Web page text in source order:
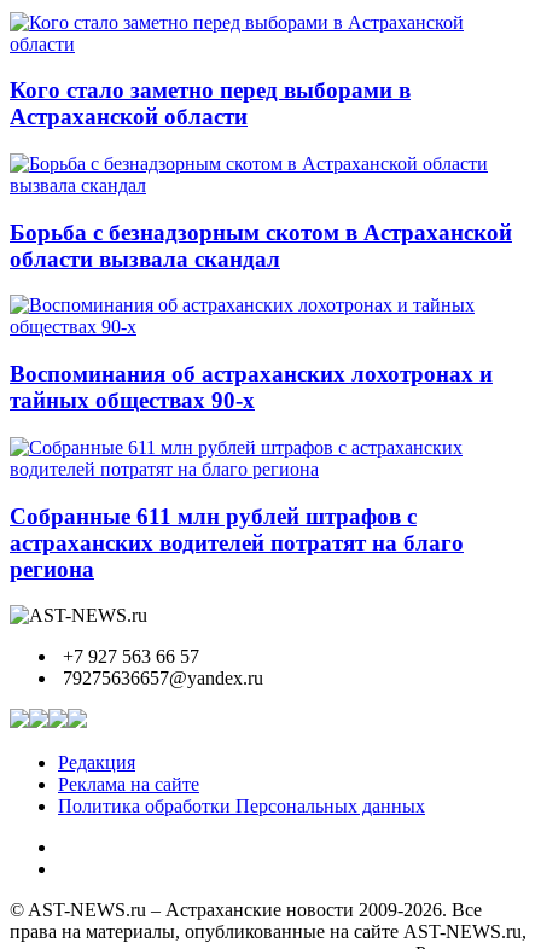
Кого стало заметно перед выборами в
Астраханской области
Борьба с безнадзорным скотом в Астраханской
области вызвала скандал
Воспоминания об астраханских лохотронах и
тайных обществах 90-х
Собранные 611 млн рублей штрафов с
астраханских водителей потратят на благо
региона
+7 927 563 66 57
79275636657@yandex.ru
Редакция
Реклама на сайте
Политика обработки Персональных данных
© AST-NEWS.ru – Астраханские новости 2009-2026. Все
права на материалы, опубликованные на сайте AST-NEWS.ru,